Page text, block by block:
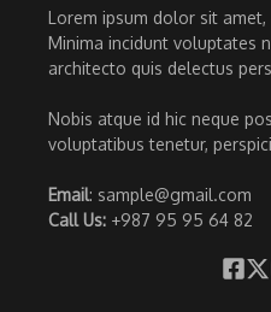
Lorem ipsum dolor sit
Minima incidunt voluptates
architecto quis delectus
Nobis atque id hic neque
voluptatibus tenetur,
Email: sample@gmail.com
Call Us: +987 95 95 64 82